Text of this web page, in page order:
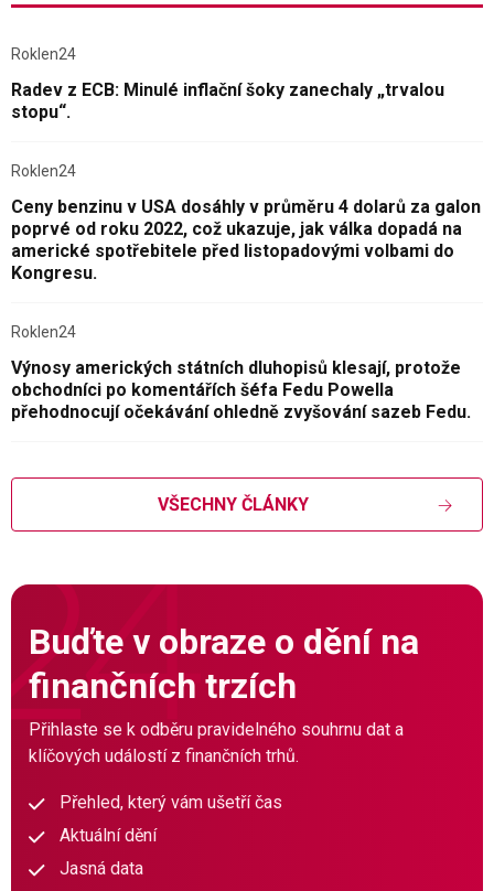
Roklen24
Radev z ECB: Minulé inflační šoky zanechaly „trvalou
stopu“.
Roklen24
Ceny benzinu v USA dosáhly v průměru 4 dolarů za galon
poprvé od roku 2022, což ukazuje, jak válka dopadá na
americké spotřebitele před listopadovými volbami do
Kongresu.
Roklen24
Výnosy amerických státních dluhopisů klesají, protože
obchodníci po komentářích šéfa Fedu Powella
přehodnocují očekávání ohledně zvyšování sazeb Fedu.
VŠECHNY ČLÁNKY
Buďte v obraze o dění na
finančních trzích
Přihlaste se k odběru pravidelného souhrnu dat a
klíčových událostí z finančních trhů.
Přehled, který vám ušetří čas
Aktuální dění
Jasná data